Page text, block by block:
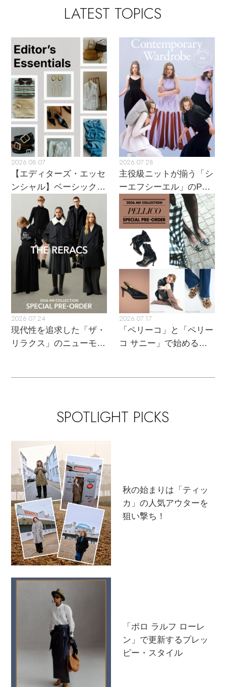
【CFCL】注目のPOP-UP
【レース】上品な透け感
【雨の日】急な雨対策グッズ
【限定】ここでしか買えないアイテム
【ペプラム】トレンドシルエット
『ELLE』最新号掲載
【ジュエリー】シルバーでクールに
カットソー・Tシャツ
ワンピース・チュニック
パンツ
スカート
ジャケット
ニット
コート
ルームウェア・パジャマ
サンダル
パンプス
スニーカー
フラットシューズ
レインシューズ
ブーツ
すべてのバッグ・財布
カゴバッグ
ショルダーバッグ
トートバッグ
ハンドバッグ
財布・小物
ボディバッグ・ウェストポーチ
クラッチバッグ
ボストンバッグ
スーツケース
ファッション小物
すべてのファッション小物
ストール・マフラー・ケープ
帽子・イヤーマフ
ヘアアクセサリー
スマートフォンケース・タブレットケース
アイウェア
ベルト
グローブ
レッグウェア
その他(傘・ハンカチ・時計など)
アクセサリー
すべてのアクセサリー
ピアス・イヤリング
ネックレス
バングル・ブレスレット
リング
コサージュ・ブローチ
アンクレット
チャーム
ランジェリー
すべてのランジェリー
ランジェリー
インナー
スポーツ
すべてのスポーツ
ウェア
シューズ
バッグ・小物
水着・スイムウェア
CONTENTS
特集一覧
NEW IN BRAND
BRAND NEWS
PERSONAL COLOR
エディター厳選ギフト
エル・ショップについて
お知らせ
よくあるご質問
ログアウト
LATEST TOPICS
2026.08.07
【エディターズ・エッセ
ンシャル】ベーシックと
トレンドが交差する16の
2026.07.28
主役級ニットが揃う「シ
ーエフシーエル」のPOP
UPがスタート
2026.07.24
現代性を追求した「ザ・
リラクス」のニューモダ
2026.07.17
「ペリーコ」と「ペリー
コ サニー」で始める秋
SPOTLIGHT PICKS
秋の始まりは「ティッ
カ」の人気アウターを
狙い撃ち！
「ポロ ラルフ ローレ
ン」で更新するプレッ
ピー・スタイル